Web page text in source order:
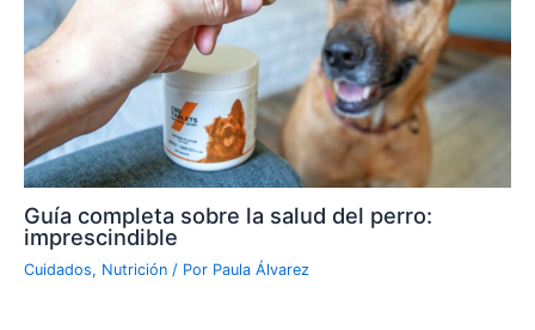
Guía completa sobre la salud del perro:
imprescindible
Cuidados, Nutrición / Por Paula Álvarez